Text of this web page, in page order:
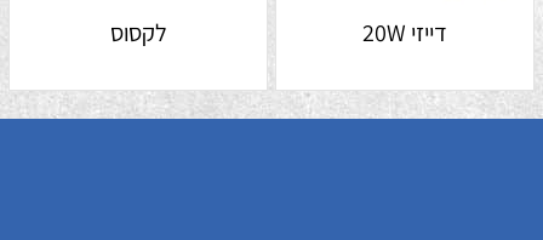
דייזי 20W לקסוס